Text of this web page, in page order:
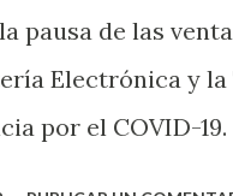
pausa de las
Electrónica y
por el COVID-